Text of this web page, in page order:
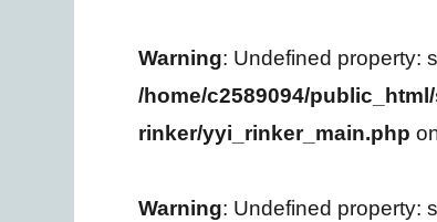
Warning: Undefined property:
/home/c2589094/
rinker/yyi_rinker_main.php
Warning: Undefined property: